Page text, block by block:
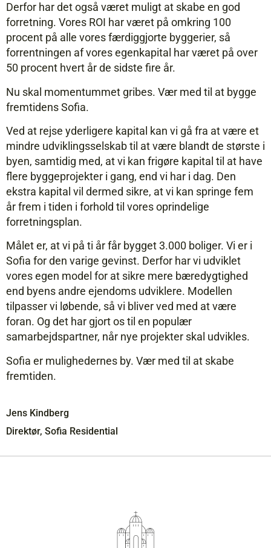
Derfor har det også været muligt at skabe en god
forretning. Vores ROI har været på omkring 100
procent på alle vores færdiggjorte byggerier, så
forrentningen af vores egenkapital har været på over
50 procent hvert år de sidste fire år.
Nu skal momentummet gribes. Vær med til at bygge
fremtidens Sofia.
Ved at rejse yderligere kapital kan vi gå fra at være et
mindre udviklingsselskab til at være blandt de største i
byen, samtidig med, at vi kan frigøre kapital til at have
flere byggeprojekter i gang, end vi har i dag. Den
ekstra kapital vil dermed sikre, at vi kan springe fem
år frem i tiden i forhold til vores oprindelige
forretningsplan.
Målet er, at vi på ti år får bygget 3.000 boliger. Vi er i
Sofia for den varige gevinst. Derfor har vi udviklet
vores egen model for at sikre mere bæredygtighed
end byens andre ejendoms­ udviklere. Modellen
tilpasser vi løbende, så vi bliver ved med at være
foran. Og det har gjort os til en populær
samarbejdspartner, når nye projekter skal udvikles.
Sofia er mulighedernes by. Vær med til at skabe
fremtiden.
Jens Kindberg
Direktør, Sofia Residential